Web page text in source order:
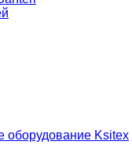
оборудование Ksitex